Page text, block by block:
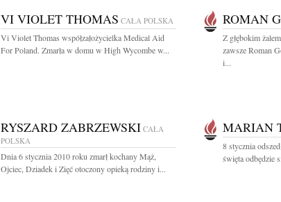
VI VIOLET THOMAS CAŁA POLSKA
Vi Violet Thomas współzałożycielka Medical Aid
For Poland. Zmarła w domu w High Wycombe w...
ROMAN
Z głębokim
zawsze Roman
i...
RYSZARD ZABRZEWSKI CAŁA
POLSKA
Dnia 6 stycznia 2010 roku zmarł kochany Mąż,
Ojciec, Dziadek i Zięć otoczony opieką rodziny i...
MARIAN
8 stycznia
święta odbędzie